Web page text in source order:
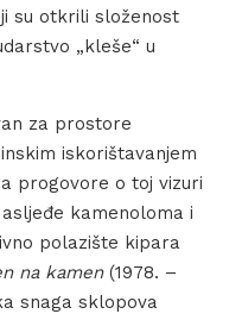
su otkrili složenost
„kleše“ u
za prostore
iskorištavanjem
progovore o toj vizuri
kamenoloma i
polazište kipara
na kamen(1978. –
snaga sklopova